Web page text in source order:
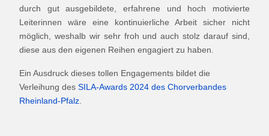
durch gut ausgebildete, erfahrene und hoch motivierte
Leiterinnen wäre eine kontinuierliche Arbeit sicher nicht
möglich, weshalb wir sehr froh und auch stolz darauf sind,
diese aus den eigenen Reihen engagiert zu haben.
Ein Ausdruck dieses tollen Engagements bildet die
Verleihung des SILA-Awards 2024 des Chorverbandes
Rheinland-Pfalz